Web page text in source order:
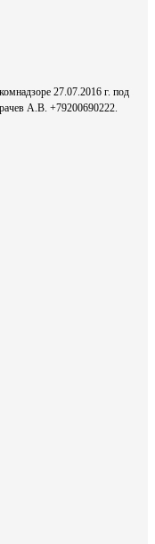
27.07.2016 г. под
А.В. +79200690222.